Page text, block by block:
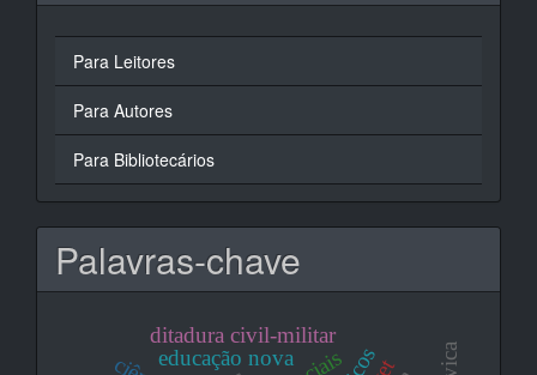
Para Leitores
Para Autores
Para Bibliotecários
Palavras-chave
ditadura civil-militar
educação nova